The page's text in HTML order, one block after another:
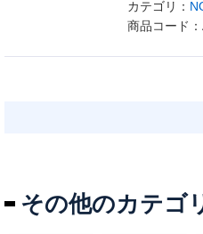
カテゴリ：
商品コード：
その他のカテゴ